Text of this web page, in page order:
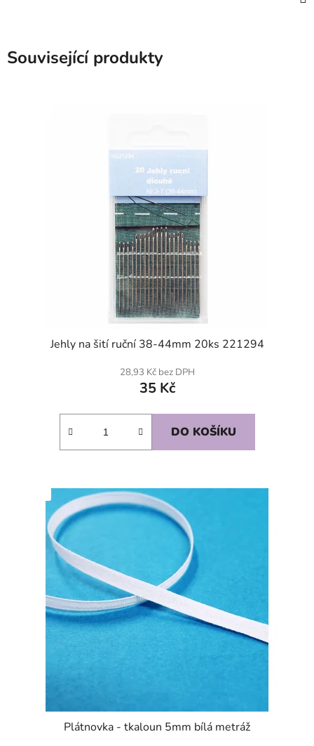
Související produkty
Jehly na šití ruční 38-44mm 20ks 221294
28,93 Kč bez DPH
35 Kč
DO KOŠÍKU
Plátnovka - tkaloun 5mm bílá metráž